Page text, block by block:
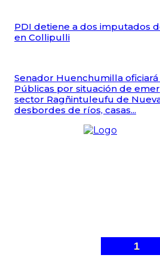
PDI detiene a dos imputados
en Collipulli
Senador Huenchumilla
Públicas por situación de
sector Ragñintuleufu de
desbordes de ríos, casas...
1